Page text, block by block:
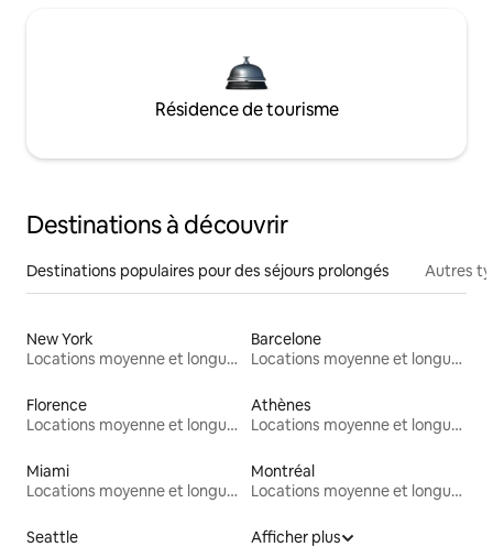
Résidence de tourisme
Destinations à découvrir
Destinations populaires pour des séjours prolongés Autres
New York
Locations moyenne et longue durée
Barcelone
Locations moyenne et longue durée
Florence
Locations moyenne et longue durée
Athènes
Locations moyenne et longue durée
Miami
Locations moyenne et longue durée
Montréal
Locations moyenne et longue durée
Seattle
Afficher plus